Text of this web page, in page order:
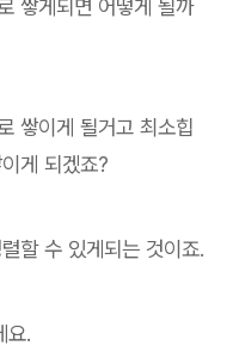
쌓게되면 어떻게 될까
쌓이게 될거고 최소힙
게 되겠죠?
할 수 있게되는 것이죠.
요.